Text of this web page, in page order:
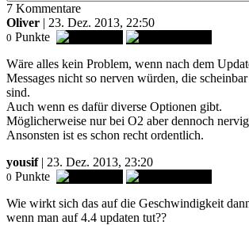
7 Kommentare
Oliver | 23. Dez. 2013, 22:50
0 Punkte
Wäre alles kein Problem, wenn nach dem
Messages nicht so nerven würden, die
sind.
Auch wenn es dafür diverse Optionen gibt.
Möglicherweise nur bei O2 aber dennoch
Ansonsten ist es schon recht ordentlich.
yousif | 23. Dez. 2013, 23:20
0 Punkte
Wie wirkt sich das auf die Geschwindigkeit
wenn man auf 4.4 updaten tut??